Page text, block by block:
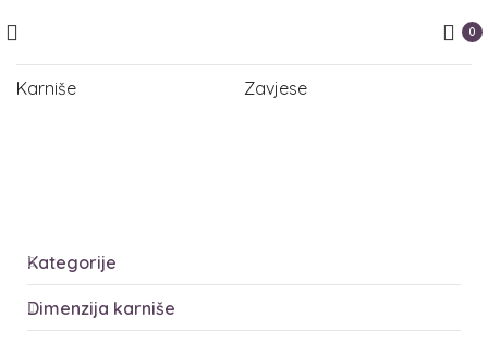
0
Karniše Zavjese
Kategorije
Dimenzija karniše